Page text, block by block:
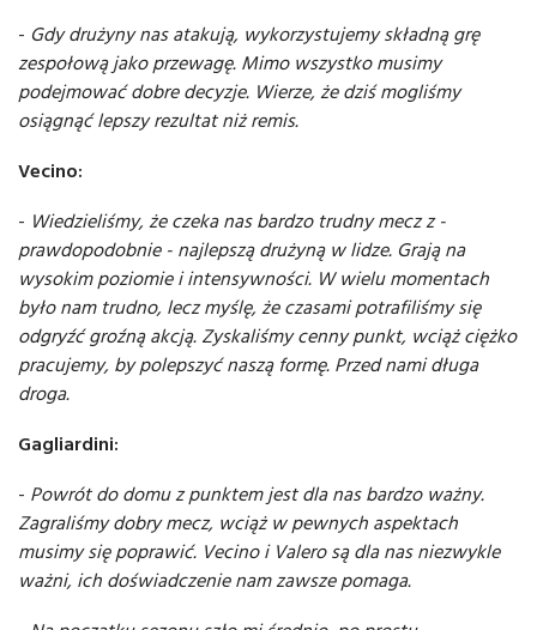
- Gdy drużyny nas atakują, wykorzystujemy składną grę
zespołową jako przewagę. Mimo wszystko musimy
podejmować dobre decyzje. Wierze, że dziś mogliśmy
osiągnąć lepszy rezultat niż remis.
Vecino:
- Wiedzieliśmy, że czeka nas bardzo trudny mecz z -
prawdopodobnie - najlepszą drużyną w lidze. Grają na
wysokim poziomie i intensywności. W wielu momentach
było nam trudno, lecz myślę, że czasami potrafiliśmy się
odgryźć groźną akcją. Zyskaliśmy cenny punkt, wciąż ciężko
pracujemy, by polepszyć naszą formę. Przed nami długa
droga.
Gagliardini:
- Powrót do domu z punktem jest dla nas bardzo ważny.
Zagraliśmy dobry mecz, wciąż w pewnych aspektach
musimy się poprawić. Vecino i Valero są dla nas niezwykle
ważni, ich doświadczenie nam zawsze pomaga.